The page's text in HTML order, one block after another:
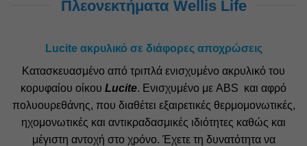
Πλεονεκτήματα Wellis Life
Lucite ακρυλικό σε διάφορες αποχρώσεις
Κατασκευασμένο από τριπλά ενισχυμένο ακρυλικό του
κορυφαίου οίκου Lucite. Ενισχυμένο με ABS και αφρό
πολυουρεθάνης, που διαθέτει εξαιρετικές θερμομονωτικές,
ηχομονωτικές και αντικραδασμικές ιδιότητες καθώς και
μέγιστη αντοχή στο χρόνο. Έχετε τη δυνατότητα να